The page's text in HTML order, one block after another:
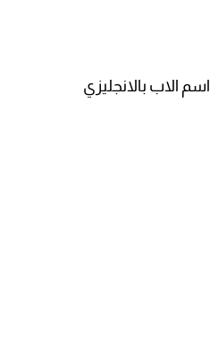
اسم الاب بالانجليزي